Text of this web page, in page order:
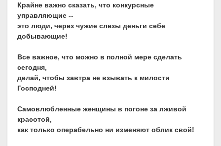
Крайне важно сказать, что конкурсные
управляющие --
это люди, через чужие слезы деньги себе
добывающие!
Все важное, что можно в полной мере сделать
сегодня,
делай, чтобы завтра не взывать к милости
Господней!
Самовлюбленные женщины в погоне за лживой
красотой,
как только операбельно ни изменяют облик свой!